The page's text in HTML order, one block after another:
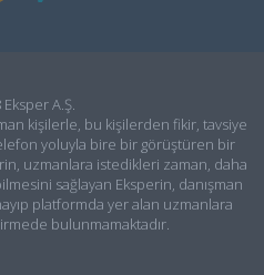
A.Ş.
kişilerle, bu kişilerden fikir, tavsiye
yoluyla bire bir görüştüren bir
uzmanlara istedikleri zaman, daha
sağlayan Eksperin, danışman
platformda yer alan uzmanlara
bulunmamaktadır.